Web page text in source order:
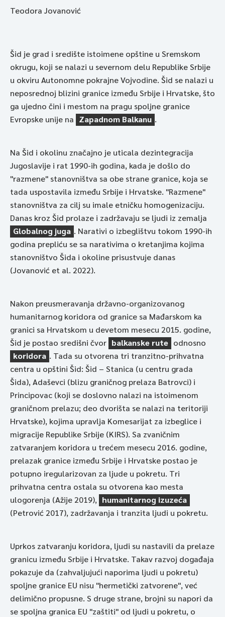
Teodora Jovanović
Šid je grad i središte istoimene opštine u Sremskom
okrugu, koji se nalazi u severnom delu Republike Srbije
u okviru Autonomne pokrajne Vojvodine. Šid se nalazi u
neposrednoj blizini granice između Srbije i Hrvatske, što
ga ujedno čini i mestom na pragu spoljne granice
Evropske unije na Zapadnom Balkanu .
Na Šid i okolinu značajno je uticala dezintegracija
Jugoslavije i rat 1990-ih godina, kada je došlo do
"razmene" stanovništva sa obe strane granice, koja se
tada uspostavila između Srbije i Hrvatske. "Razmene"
stanovništva za cilj su imale etničku homogenizaciju.
Danas kroz Šid prolaze i zadržavaju se ljudi iz zemalja
Globalnog juga . Narativi o izbeglištvu tokom 1990-ih
godina prepliću se sa narativima o kretanjima kojima
stanovništvo Šida i okoline prisustvuje danas
(Jovanović et al. 2022).
Nakon preusmeravanja državno-organizovanog
humanitarnog koridora od granice sa Mađarskom ka
granici sa Hrvatskom u devetom mesecu 2015. godine,
Šid je postao središni čvor balkanske rute odnosno
koridora . Tada su otvorena tri tranzitno-prihvatna
centra u opštini Šid: Šid – Stanica (u centru grada
Šida), Adaševci (blizu graničnog prelaza Batrovci) i
Principovac (koji se doslovno nalazi na istoimenom
graničnom prelazu; deo dvorišta se nalazi na teritoriji
Hrvatske), kojima upravlja Komesarijat za izbeglice i
migracije Republike Srbije (KIRS). Sa zvaničnim
zatvaranjem koridora u trećem mesecu 2016. godine,
prelazak granice između Srbije i Hrvatske postao je
potupno iregularizovan za ljude u pokretu. Tri
prihvatna centra ostala su otvorena kao mesta
ulogorenja (Ažije 2019), humanitarnog izuzeća
(Petrović 2017), zadržavanja i tranzita ljudi u pokretu.
Uprkos zatvaranju koridora, ljudi su nastavili da prelaze
granicu između Srbije i Hrvatske. Takav razvoj događaja
pokazuje da (zahvaljujući naporima ljudi u pokretu)
spoljne granice EU nisu "hermetički zatvorene", već
delimično propusne. S druge strane, brojni su napori da
se spoljna granica EU "zaštiti" od ljudi u pokretu, o